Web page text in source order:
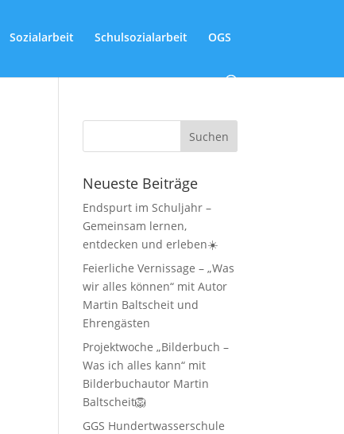
Sozialarbeit Schulsozialarbeit OGS
Neueste Beiträge
Endspurt im Schuljahr –
Gemeinsam lernen,
entdecken und erleben☀️
Feierliche Vernissage – „Was
wir alles können“ mit Autor
Martin Baltscheit und
Ehrengästen
Projektwoche „Bilderbuch –
Was ich alles kann“ mit
Bilderbuchautor Martin
Baltscheit🦁
GGS Hundertwasserschule